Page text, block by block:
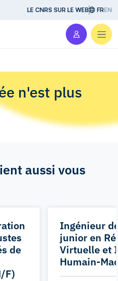
LE CNRS SUR LE WEB FREN
n'est plus
aussi vous
de
F)
Ingénieur
junior en
Virtuelle et
Humain-